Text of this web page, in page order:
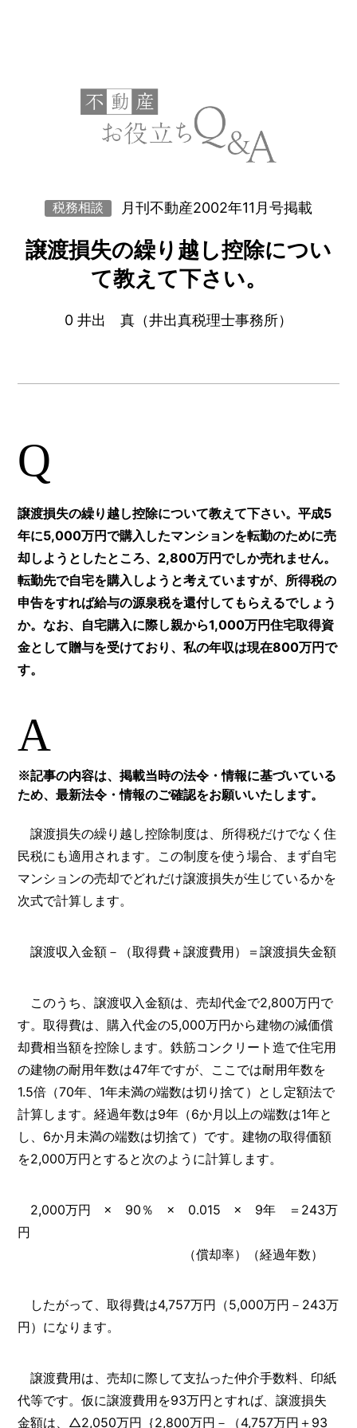
税務相談 月刊不動産2002年11月号掲載
譲渡損失の繰り越し控除につい
て教えて下さい。
0 井出 真（井出真税理士事務所）
Q
譲渡損失の繰り越し控除について教えて下さい。平成5
年に5,000万円で購入したマンションを転勤のために売
却しようとしたところ、2,800万円でしか売れません。
転勤先で自宅を購入しようと考えていますが、所得税の
申告をすれば給与の源泉税を還付してもらえるでしょう
か。なお、自宅購入に際し親から1,000万円住宅取得資
金として贈与を受けており、私の年収は現在800万円で
す。
A
※記事の内容は、掲載当時の法令・情報に基づいている
ため、最新法令・情報のご確認をお願いいたします。
譲渡損失の繰り越し控除制度は、所得税だけでなく住
民税にも適用されます。この制度を使う場合、まず自宅
マンションの売却でどれだけ譲渡損失が生じているかを
次式で計算します。
譲渡収入金額－（取得費＋譲渡費用）＝譲渡損失金額
このうち、譲渡収入金額は、売却代金で2,800万円で
す。取得費は、購入代金の5,000万円から建物の減価償
却費相当額を控除します。鉄筋コンクリート造で住宅用
の建物の耐用年数は47年ですが、ここでは耐用年数を
1.5倍（70年、1年未満の端数は切り捨て）とし定額法で
計算します。経過年数は9年（6か月以上の端数は1年と
し、6か月未満の端数は切捨て）です。建物の取得価額
を2,000万円とすると次のように計算します。
2,000万円 × 90％ × 0.015 × 9年 ＝243万
円
（償却率）（経過年数）
したがって、取得費は4,757万円（5,000万円－243万
円）になります。
譲渡費用は、売却に際して支払った仲介手数料、印紙
代等です。仮に譲渡費用を93万円とすれば、譲渡損失
金額は、△2,050万円｛2,800万円－（4,757万円＋93